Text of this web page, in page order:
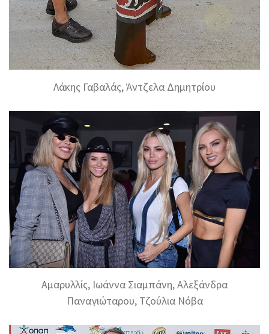
Λάκης Γαβαλάς, Άντζελα Δημητρίου
Αμαρυλλίς, Ιωάννα Σιαμπάνη, Αλεξάνδρα
Παναγιώταρου, Τζούλια Νόβα